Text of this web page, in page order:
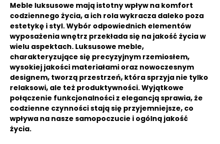
Meble luksusowe mają istotny wpływ na komfort
codziennego życia, a ich rola wykracza daleko poza
estetykę i styl. Wybór odpowiednich elementów
wyposażenia wnętrz przekłada się na jakość życia w
wielu aspektach. Luksusowe meble,
charakteryzujące się precyzyjnym rzemiosłem,
wysokiej jakości materiałami oraz nowoczesnym
designem, tworzą przestrzeń, która sprzyja nie tylko
relaksowi, ale też produktywności. Wyjątkowe
połączenie funkcjonalności z elegancją sprawia, że
codzienne czynności stają się przyjemniejsze, co
wpływa na nasze samopoczucie i ogólną jakość
życia.